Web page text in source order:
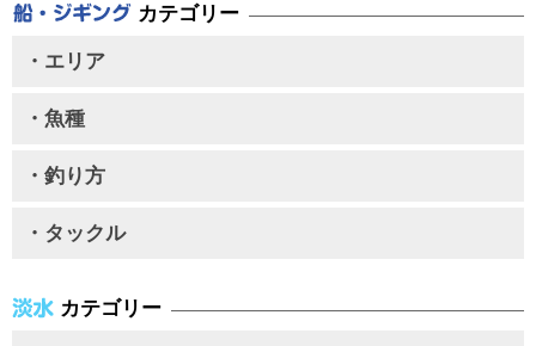
カテゴリー
・エリア
・魚種
・釣り方
・タックル
カテゴリー